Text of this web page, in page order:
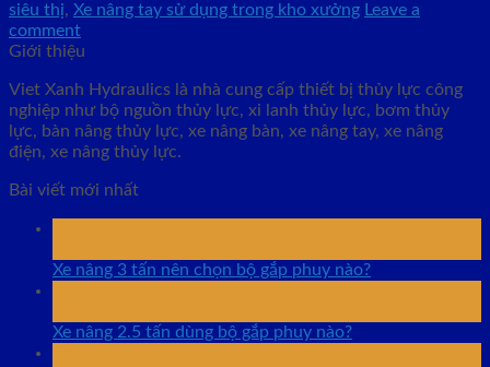
siêu thị, Xe nâng tay sử dụng trong kho xưởng Leave a
comment
Giới thiệu
Viet Xanh Hydraulics là nhà cung cấp thiết bị thủy lực công
nghiệp như bộ nguồn thủy lực, xi lanh thủy lực, bơm thủy
lực, bàn nâng thủy lực, xe nâng bàn, xe nâng tay, xe nâng
điện, xe nâng thủy lực.
Bài viết mới nhất
Xe nâng 3 tấn nên chọn bộ gắp phuy nào?
Xe nâng 2.5 tấn dùng bộ gắp phuy nào?